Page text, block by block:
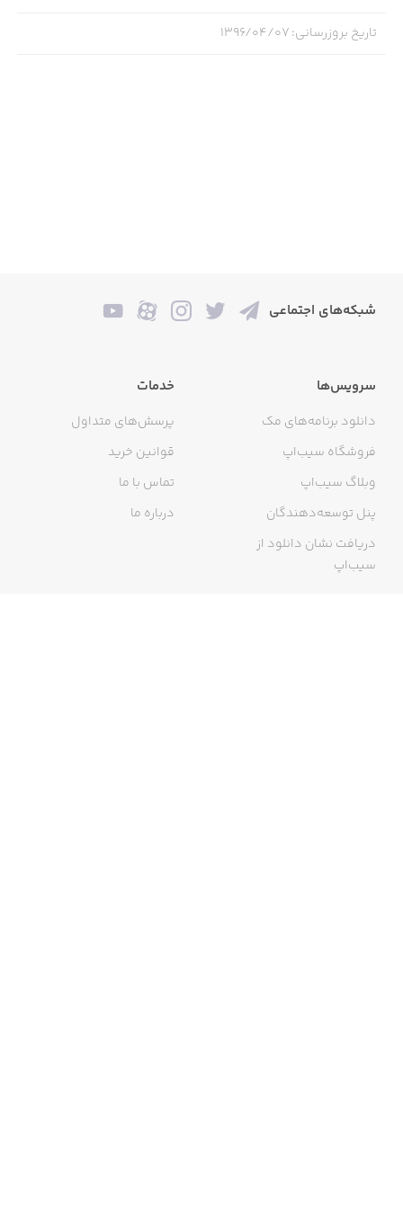
تاریخ بروزرسانی:۱۳۹۶/۰۴/۰۷
شبکه‌های اجتماعی
سرویس‌ها
دانلود برنامه‌های مک
فروشگاه سیب‌اپ
وبلاگ سیب‌اپ
پنل توسعه‌دهندگان
دریافت نشان دانلود از
سیب‌اپ
خدمات
پرسش‌های متداول
قوانین خرید
تماس با ما
درباره ما